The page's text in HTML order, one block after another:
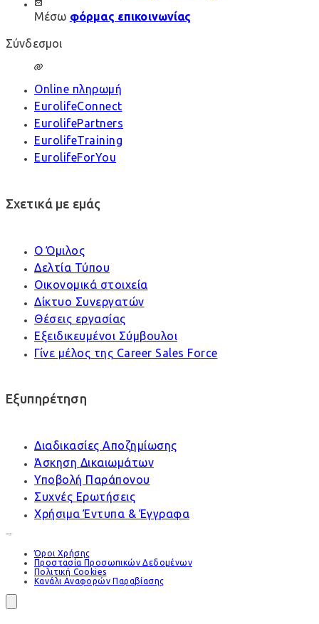
Μέσω φόρμας επικοινωνίας
Σύνδεσμοι
Online πληρωμή
EurolifeConnect
EurolifePartners
EurolifeTraining
EurolifeForYou
Σχετικά με εμάς
Ο Όμιλος
Δελτία Τύπου
Οικονομικά στοιχεία
Δίκτυο Συνεργατών
Θέσεις εργασίας
Εξειδικευμένοι Σύμβουλοι
Γίνε μέλος της Career Sales Force
Εξυπηρέτηση
Διαδικασίες Αποζημίωσης
Άσκηση Δικαιωμάτων
Υποβολή Παράπονου
Συχνές Ερωτήσεις
Χρήσιμα Έντυπα & Έγγραφα
Όροι Χρήσης
Προστασία Προσωπικών Δεδομένων
Πολιτική Cookies
Κανάλι Αναφορών Παραβίασης